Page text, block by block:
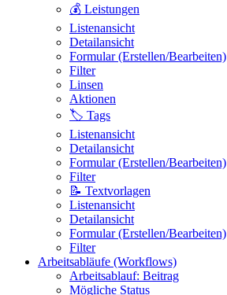
💰 Leistungen
Listenansicht
Detailansicht
Formular (Erstellen/Bearbeiten)
Filter
Linsen
Aktionen
🏷️ Tags
Listenansicht
Detailansicht
Formular (Erstellen/Bearbeiten)
Filter
📝 Textvorlagen
Listenansicht
Detailansicht
Formular (Erstellen/Bearbeiten)
Filter
Arbeitsabläufe (Workflows)
Arbeitsablauf: Beitrag
Mögliche Status